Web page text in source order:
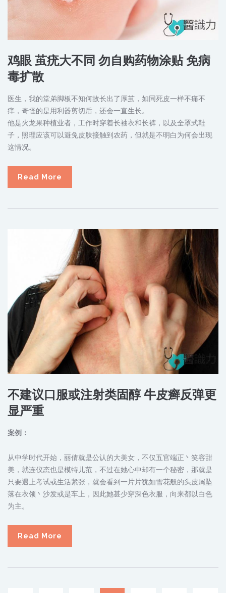
鸡眼 茧疣大不同 勿自购药物涂贴 免病
毒扩散
医生，我的堂弟脚板不知何故长出了厚茧，如同死皮一样不痛不
痒，奇怪的是用利器剪切后，还会一直生长。
他是火龙果种植业者，工作时穿着长袖衣和长裤，以及全罩式鞋
子，照理应该可以避免皮肤接触到农药，但就是不明白为何会出现
这情况。
Read More
不建议口服或注射类固醇 牛皮癣反弹更
显严重
案例：
从中学时代开始，丽倩就是公认的大美女，不仅五官端正丶笑容甜
美，就连仪态也是模特儿范，不过在她心中却有一个秘密，那就是
只要遇上考试或生活紧张，就会看到一片片犹如雪花般的头皮屑坠
落在衣领丶沙发或是车上，因此她甚少穿深色衣服，向来都以白色
为主。
Read More